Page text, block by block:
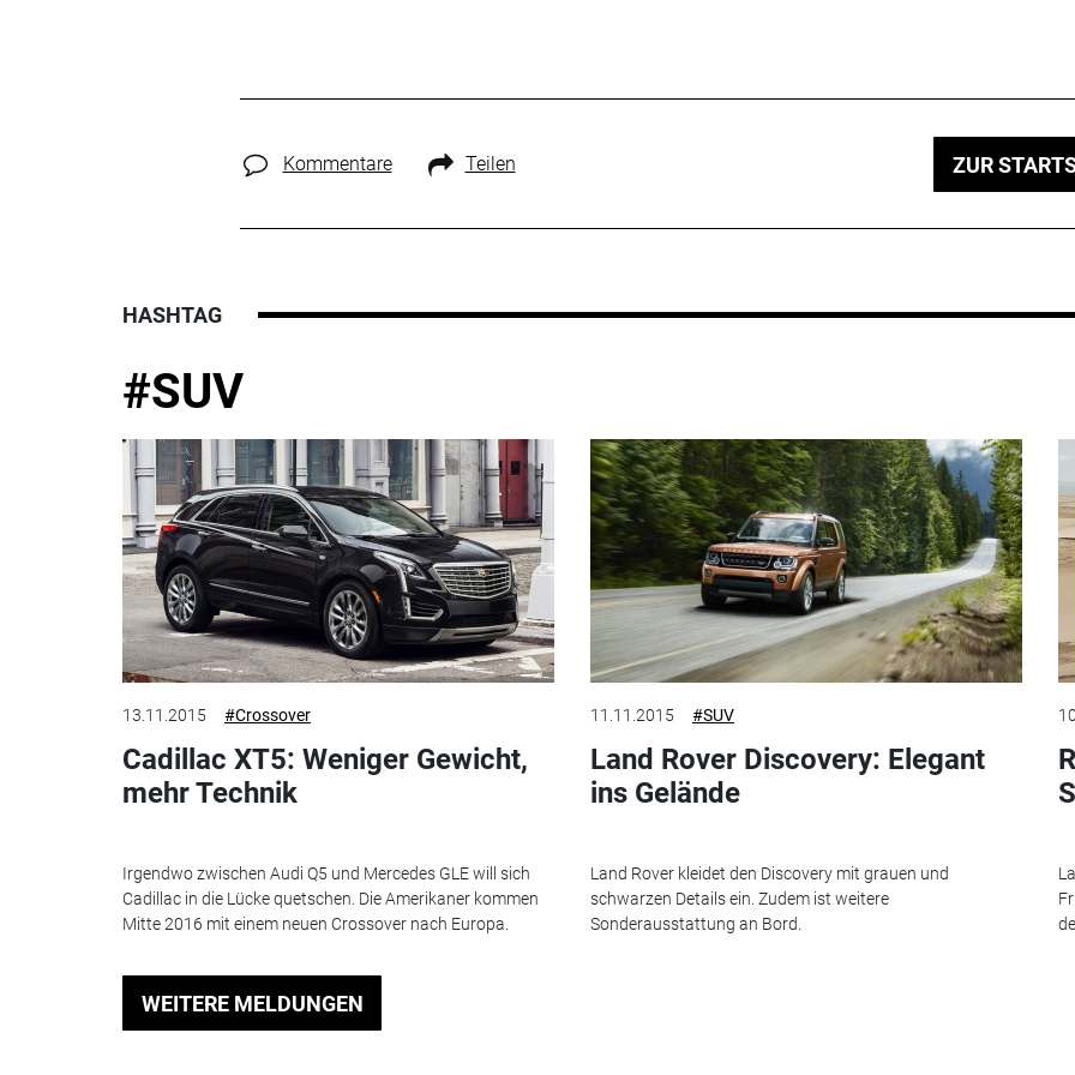
Kommentare Teilen ZUR
HASHTAG
#SUV
13.11.2015 #Crossover
Cadillac XT5: Weniger Gewicht,
mehr Technik
Irgendwo zwischen Audi Q5 und Mercedes GLE will sich
Cadillac in die Lücke quetschen. Die Amerikaner kommen
Mitte 2016 mit einem neuen Crossover nach Europa.
11.11.2015 #SUV
Land Rover Discovery: Elegant
ins Gelände
Land Rover kleidet den Discovery mit grauen und
schwarzen Details ein. Zudem ist weitere
Sonderausstattung an Bord.
WEITERE MELDUNGEN